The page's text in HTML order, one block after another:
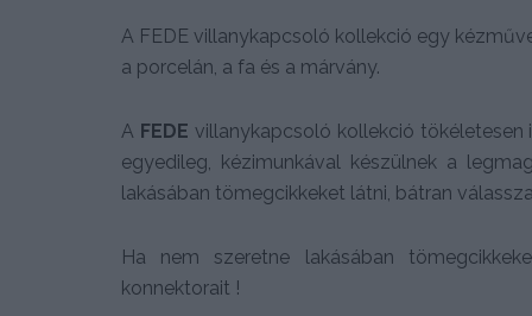
A FEDE villanykapcsoló kollekció egy
a porcelán, a fa és a márvány.
A FEDE villanykapcsoló kollekció tökéletesen
egyedileg, kézimunkával készülnek a
lakásában tömegcikkeket látni, bátran
Ha nem szeretne lakásában
konnektorait !